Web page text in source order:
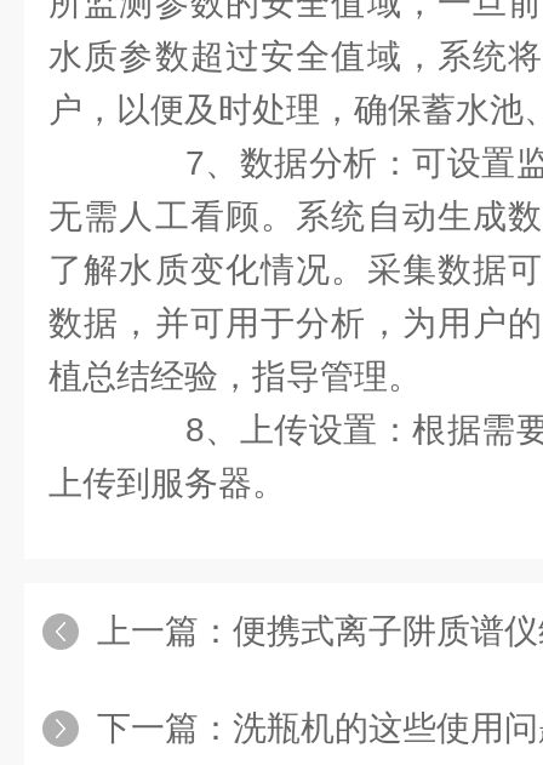
水质参数超过安全值域，系统
户，以便及时处理，确保蓄水池
7、数据分析：可设置监
无需人工看顾。系统自动生成
了解水质变化情况。采集数据
数据，并可用于分析，为用户
植总结经验，指导管理。
8、上传设置：根据需要
上传到服务器。
上一篇： 便携式离子阱质谱
下一篇： 洗瓶机的这些使用问题遇